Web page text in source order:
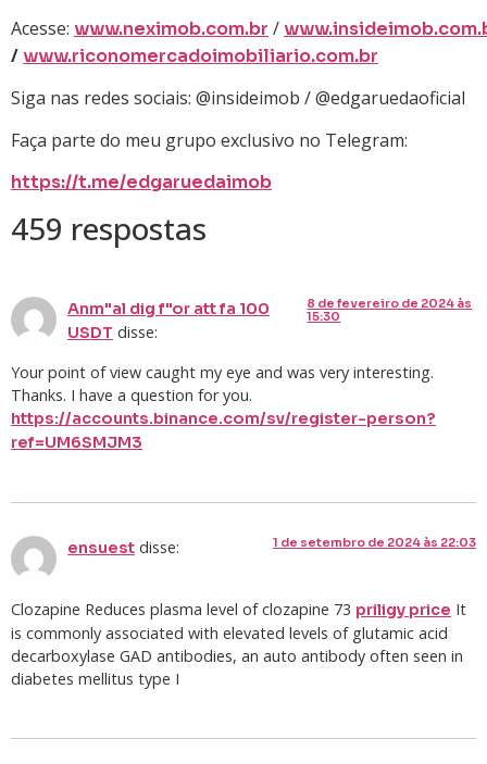
Acesse: www.neximob.com.br /
/www.riconomercadoimobiliario.com.br
Siga nas redes sociais: @insideimob / @edgaruedaoficial
Faça parte do meu grupo exclusivo no Telegram:
https://t.me/edgaruedaimob
459 respostas
Anm"al dig f"or att fa 100
USDT disse:
8 de fevereiro de 2024 às
15:30
Your point of view caught my eye and was very interesting.
Thanks. I have a question for you.
https://accounts.binance.com/sv/register-person?
ref=UM6SMJM3
ensuest disse: 1 de setembro de 2024 às 22:03
Clozapine Reduces plasma level of clozapine 73 priligy price It
is commonly associated with elevated levels of glutamic acid
decarboxylase GAD antibodies, an auto antibody often seen in
diabetes mellitus type I